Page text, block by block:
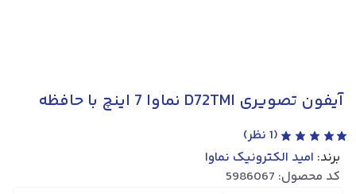
آیفون تصویری D72TMI نماوا 7 اینچ با حافظه
(
1 نظر)
برند: امید الکترونیک نماوا
کد محصول: 5986067